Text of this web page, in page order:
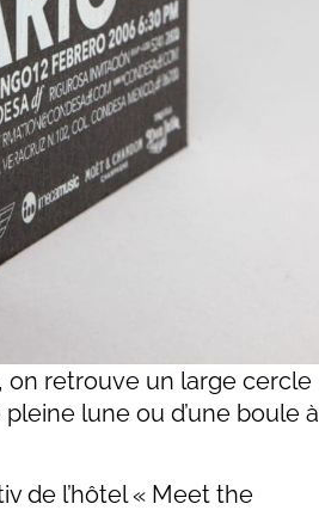
on retrouve un large cercle
pleine lune ou d’une boule à
de l’hôtel « Meet the